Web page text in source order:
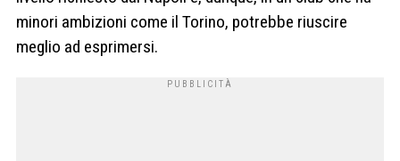
minori ambizioni come il Torino, potrebbe riuscire
meglio ad esprimersi.